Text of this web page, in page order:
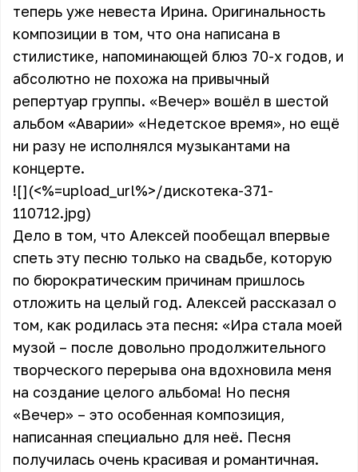
теперь уже невеста Ирина. Оригинальность
композиции в том, что она написана в
стилистике, напоминающей блюз 70-х годов, и
абсолютно не похожа на привычный
репертуар группы. «Вечер» вошёл в шестой
альбом «Аварии» «Недетское время», но ещё
ни разу не исполнялся музыкантами на
концерте.
![](<%=upload_url%>/дискотека-371-
110712.jpg)
Дело в том, что Алексей пообещал впервые
спеть эту песню только на свадьбе, которую
по бюрократическим причинам пришлось
отложить на целый год. Алексей рассказал о
том, как родилась эта песня: «Ира стала моей
музой – после довольно продолжительного
творческого перерыва она вдохновила меня
на создание целого альбома! Но песня
«Вечер» – это особенная композиция,
написанная специально для неё. Песня
получилась очень красивая и романтичная.